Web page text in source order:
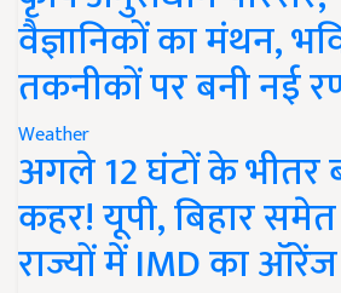
वैज्ञानिकों का मंथन,
तकनीकों पर बनी नई
Weather
अगले 12 घंटों के भीतर
कहर! यूपी, बिहार
राज्यों में IMD का